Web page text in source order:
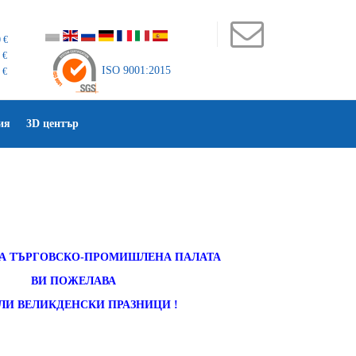
€
€
€
ISO 9001:2015
3D център
ТЪРГОВСКО-ПРОМИШЛЕНА ПАЛАТА
ВИ ПОЖЕЛАВА
ВЕЛИКДЕНСКИ ПРАЗНИЦИ !